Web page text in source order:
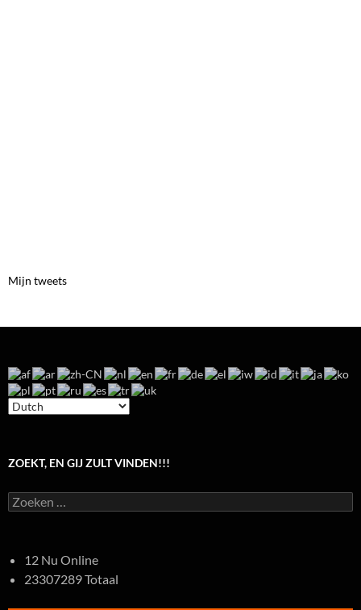
Mijn tweets
ZOEKT, EN GIJ ZULT VINDEN!!!
Zoeken
naar:
12 Nu Online
23307289 Totaal